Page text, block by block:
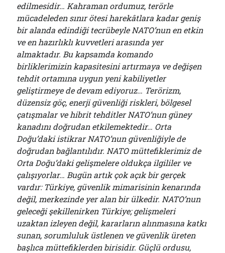
edilmesidir… Kahraman ordumuz, terörle
mücadeleden sınır ötesi harekâtlara kadar geniş
bir alanda edindiği tecrübeyle NATO’nun en etkin
ve en hazırlıklı kuvvetleri arasında yer
almaktadır. Bu kapsamda komando
birliklerimizin kapasitesini artırmaya ve değişen
tehdit ortamına uygun yeni kabiliyetler
geliştirmeye de devam ediyoruz… Terörizm,
düzensiz göç, enerji güvenliği riskleri, bölgesel
çatışmalar ve hibrit tehditler NATO’nun güney
kanadını doğrudan etkilemektedir… Orta
Doğu’daki istikrar NATO’nun güvenliğiyle de
doğrudan bağlantılıdır. NATO müttefiklerimiz de
Orta Doğu’daki gelişmelere oldukça ilgililer ve
çalışıyorlar… Bugün artık çok açık bir gerçek
vardır: Türkiye, güvenlik mimarisinin kenarında
değil, merkezinde yer alan bir ülkedir. NATO’nun
geleceği şekillenirken Türkiye; gelişmeleri
uzaktan izleyen değil, kararların alınmasına katkı
sunan, sorumluluk üstlenen ve güvenlik üreten
başlıca müttefiklerden birisidir. Güçlü ordusu,